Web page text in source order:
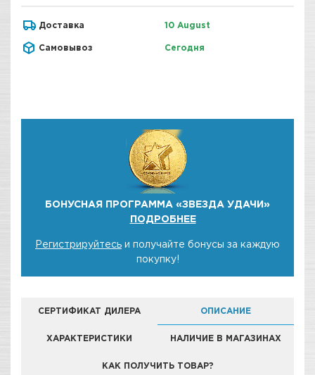
Доставка 10 August
Самовывоз Сегодня
БОНУСНАЯ ПРОГРАММА «ЗВЕЗДА УДАЧИ»
ПОДРОБНЕЕ
Регистрируйтесь и получайте бонусы за каждую
покупку!
СЕРТИФИКАТ ДИЛЕРА ОПИСАНИЕ
ХАРАКТЕРИСТИКИ НАЛИЧИЕ В МАГАЗИНАХ
КАК ПОЛУЧИТЬ ТОВАР?